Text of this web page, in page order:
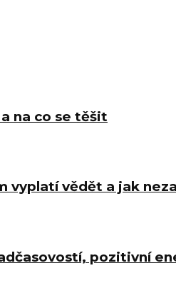
na co se těšit
vyplatí vědět a jak
pozitivní